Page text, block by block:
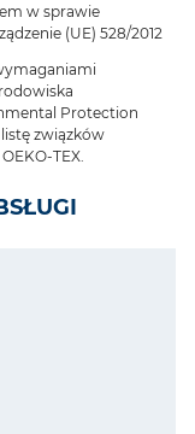
w sprawie
(UE) 528/2012
Protection
związków
TEX.